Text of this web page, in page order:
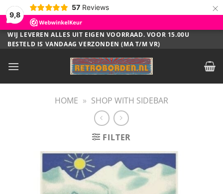
9,8
57 Reviews ×
Ga
naar
WIJ LEVEREN ALLES UIT EIGEN VOORRAAD. VOOR 15.00U
BESTELD IS VANDAAG VERZONDEN (MA T/M VR)
HOME » SHOP WITH SIDEBAR
FILTER